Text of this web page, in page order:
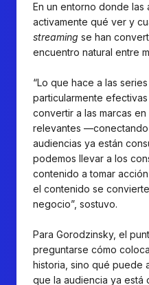
En un entorno donde las
activamente qué ver y
streaming se han
encuentro natural entre
“Lo que hace a las
particularmente
convertir a las marcas
relevantes
audiencias ya están
podemos llevar a los
contenido a tomar
el contenido se
negocio”, sostuvo.
Para Gorodzinsky, el
preguntarse cómo
historia, sino qué puede
que la audiencia ya está